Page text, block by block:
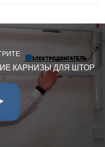
КАРНИЗЫ ДЛЯ ШТОР